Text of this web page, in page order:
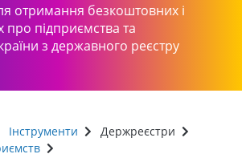
отримання безкоштовних і
про підприємства та
з державного реєстру
Інструменти
Держреєстри